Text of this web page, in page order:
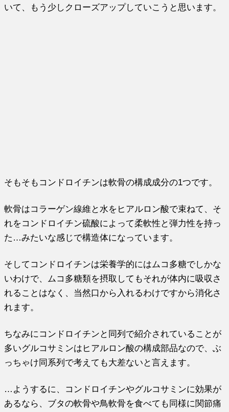
いて、もう少しクローズアップしていこうと思います。
そもそもコンドロイチンは軟骨の構成成分の1つです。
軟骨はコラーゲン線維と水をヒアルロン酸で束ねて、そ
れをコンドロイチン硫酸によって柔軟性と弾力性を持っ
た…みたいな感じで構造体になっています。
そしてコンドロイチンは栄養学的にはムコ多糖でしかな
いわけで、ムコ多糖類を摂取してもそれが体内に吸収さ
れることはなく、当然口から入れるわけですから消化さ
れます。
ちなみにコンドロイチンと同列で紹介されていることが
多いグルコサミンはヒアルロン酸の構成部品なので、ぶ
っちゃけ同系列で考えても大差ないと言えます。
…ようするに、コンドロイチンやグルコサミンに効果が
あるなら、ブタの軟骨や鳥軟骨を食べても同様に関節痛